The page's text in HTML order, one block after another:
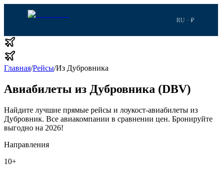
RU · ₽
Главная/Рейсы/Из Дубровника
Авиабилеты из Дубровника (DBV)
Найдите лучшие прямые рейсы и лоукост-авиабилеты из
Дубровник. Все авиакомпании в сравнении цен. Бронируйте
выгодно на 2026!
Направления
10+